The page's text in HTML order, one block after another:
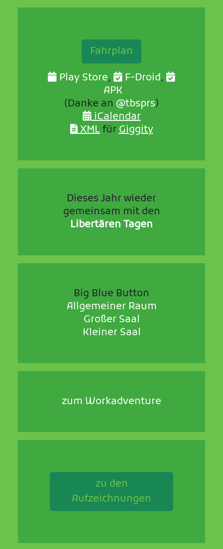
Fahrplan
Play Store, F-Droid,
APK
(Danke an @tbsprs)
iCalendar
XMLfürGiggity
Dieses Jahr wieder
gemeinsam mit den
Libertären Tagen
Big Blue Button
Allgemeiner Raum
Großer Saal
Kleiner Saal
zum Workadventure
zu den
Aufzeichnungen